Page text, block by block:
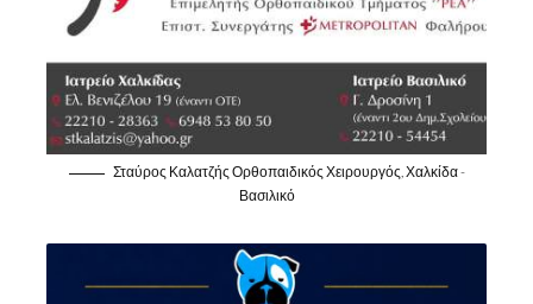
Σταύρος Καλατζής Ορθοπαιδικός Χειρουργός, Χαλκίδα -
Βασιλικό